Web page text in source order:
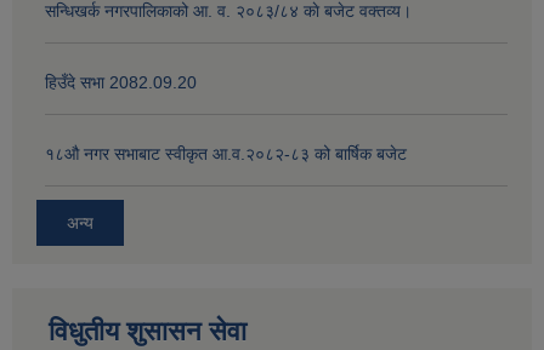
सन्धिखर्क नगरपालिकाको आ. व. २०८३/८४ काे बजेट वक्तव्य।
हिउँदे सभा 2082.09.20
१८‍औ नगर सभाबाट स्वीकृत आ.व.२०८२-८३ को बार्षिक बजेट
अन्य
विधुतीय शुसासन सेवा